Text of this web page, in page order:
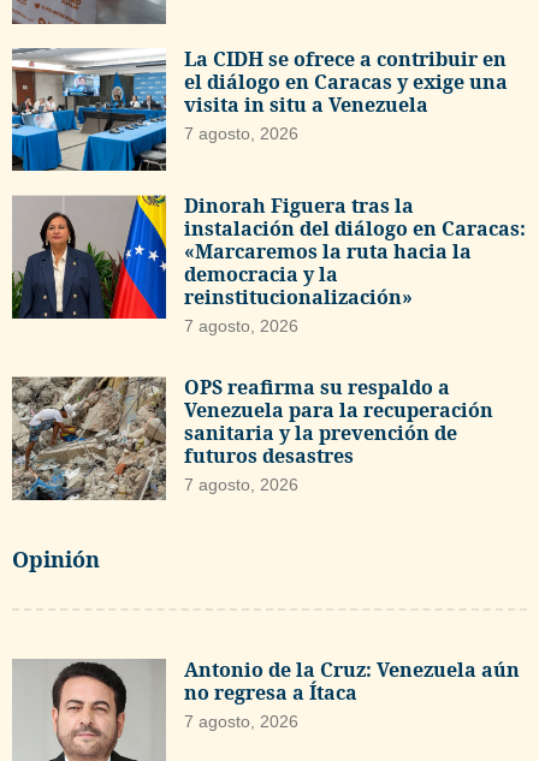
La CIDH se ofrece a contribuir en
el diálogo en Caracas y exige una
visita in situ a Venezuela
7 agosto, 2026
Dinorah Figuera tras la
instalación del diálogo en Caracas:
«Marcaremos la ruta hacia la
democracia y la
reinstitucionalización»
7 agosto, 2026
OPS reafirma su respaldo a
Venezuela para la recuperación
sanitaria y la prevención de
futuros desastres
7 agosto, 2026
Opinión
Antonio de la Cruz: Venezuela aún
no regresa a Ítaca
7 agosto, 2026